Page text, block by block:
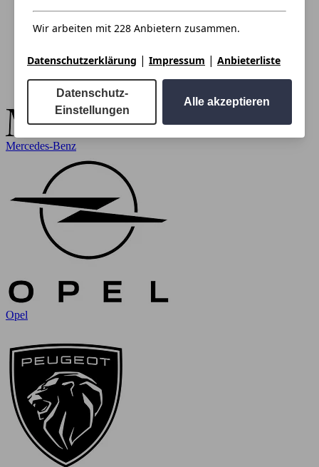
Mercedes-Benz
Opel
Wir arbeiten mit 228 Anbietern zusammen.
Datenschutzerklärung | Impressum | Anbieterliste
Datenschutz-
Einstellungen
Alle akzeptieren